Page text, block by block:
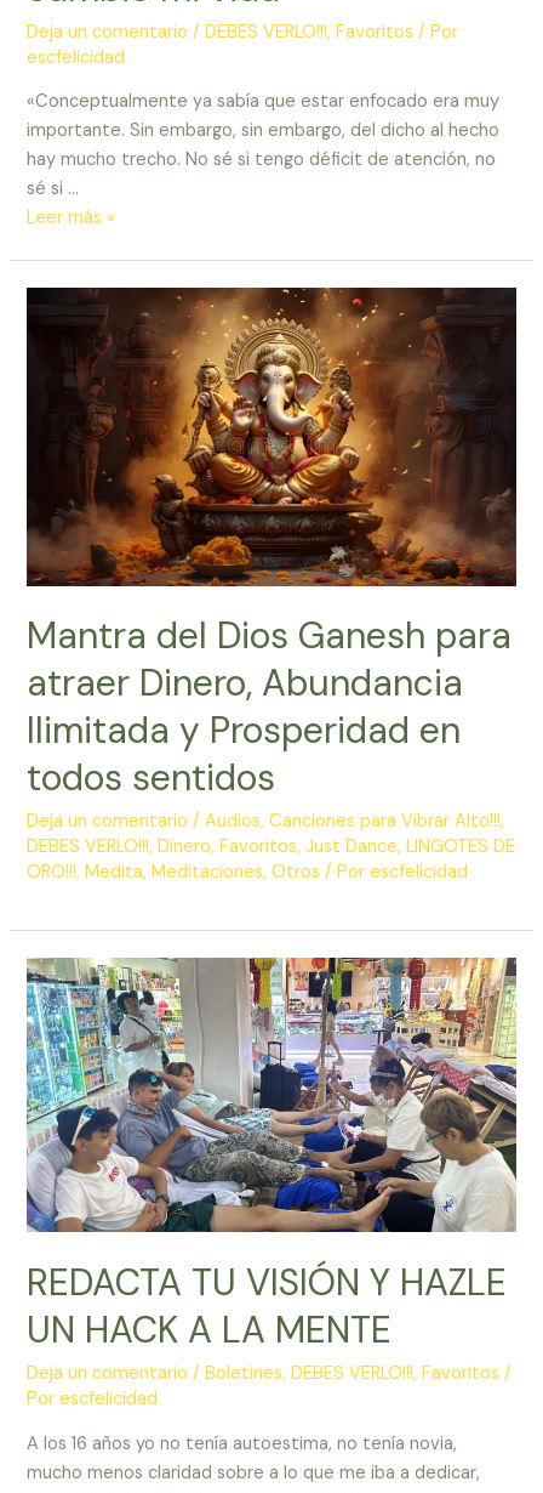
Deja un comentario /DEBES VERLO!!!,Favoritos / Por
escfelicidad
«Conceptualmente ya sabía que estar enfocado era muy
importante. Sin embargo, sin embargo, del dicho al hecho
hay mucho trecho. No sé si tengo déficit de atención, no
sé si …
De
enfocado:
pastilla
Ubicatex
cambió
vida
Leer más »
Mantra del Dios Ganesh para
atraer Dinero, Abundancia
Ilimitada y Prosperidad en
todos sentidos
Deja un comentario /Audios,Canciones para Vibrar Alto!!!,
DEBES VERLO!!!,Dinero,Favoritos,Just Dance,LINGOTES DE
ORO!!!,Medita,Meditaciones,Otros / Porescfelicidad
REDACTA TU VISIÓN Y HAZLE
UN HACK A LA MENTE
Deja un comentario /Boletines,DEBES VERLO!!!,Favoritos /
Porescfelicidad
A los 16 años yo no tenía autoestima, no tenía novia,
mucho menos claridad sobre a lo que me iba a dedicar,